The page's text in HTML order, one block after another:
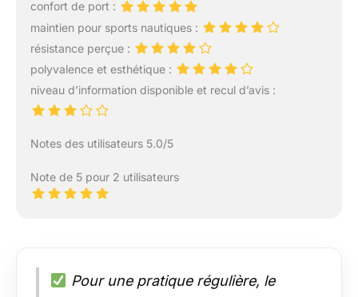
confort de port :
maintien pour sports nautiques :
résistance perçue :
polyvalence et esthétique :
niveau d’information disponible et recul d’avis :
Notes des utilisateurs 5.0/5
Note de 5 pour 2 utilisateurs
Pour une pratique régulière, le